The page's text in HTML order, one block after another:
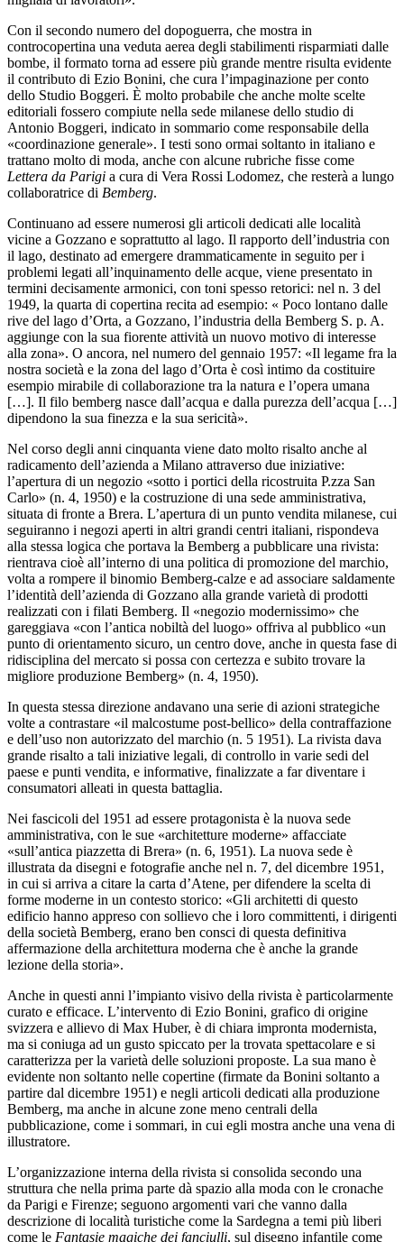
Con il secondo numero del dopoguerra, che mostra in
controcopertina una veduta aerea degli stabilimenti risparmiati dalle
bombe, il formato torna ad essere più grande mentre risulta evidente
il contributo di Ezio Bonini, che cura l’impaginazione per conto
dello Studio Boggeri. È molto probabile che anche molte scelte
editoriali fossero compiute nella sede milanese dello studio di
Antonio Boggeri, indicato in sommario come responsabile della
«coordinazione generale». I testi sono ormai soltanto in italiano e
trattano molto di moda, anche con alcune rubriche fisse come
Lettera da Parigi a cura di Vera Rossi Lodomez, che resterà a lungo
collaboratrice di Bemberg.
Continuano ad essere numerosi gli articoli dedicati alle località
vicine a Gozzano e soprattutto al lago. Il rapporto dell’industria con
il lago, destinato ad emergere drammaticamente in seguito per i
problemi legati all’inquinamento delle acque, viene presentato in
termini decisamente armonici, con toni spesso retorici: nel n. 3 del
1949, la quarta di copertina recita ad esempio: « Poco lontano dalle
rive del lago d’Orta, a Gozzano, l’industria della Bemberg S. p. A.
aggiunge con la sua fiorente attività un nuovo motivo di interesse
alla zona». O ancora, nel numero del gennaio 1957: «Il legame fra la
nostra società e la zona del lago d’Orta è così intimo da costituire
esempio mirabile di collaborazione tra la natura e l’opera umana
[…]. Il filo bemberg nasce dall’acqua e dalla purezza dell’acqua […]
dipendono la sua finezza e la sua sericità».
Nel corso degli anni cinquanta viene dato molto risalto anche al
radicamento dell’azienda a Milano attraverso due iniziative:
l’apertura di un negozio «sotto i portici della ricostruita P.zza San
Carlo» (n. 4, 1950) e la costruzione di una sede amministrativa,
situata di fronte a Brera. L’apertura di un punto vendita milanese, cui
seguiranno i negozi aperti in altri grandi centri italiani, rispondeva
alla stessa logica che portava la Bemberg a pubblicare una rivista:
rientrava cioè all’interno di una politica di promozione del marchio,
volta a rompere il binomio Bemberg-calze e ad associare saldamente
l’identità dell’azienda di Gozzano alla grande varietà di prodotti
realizzati con i filati Bemberg. Il «negozio modernissimo» che
gareggiava «con l’antica nobiltà del luogo» offriva al pubblico «un
punto di orientamento sicuro, un centro dove, anche in questa fase di
ridisciplina del mercato si possa con certezza e subito trovare la
migliore produzione Bemberg» (n. 4, 1950).
In questa stessa direzione andavano una serie di azioni strategiche
volte a contrastare «il malcostume post-bellico» della contraffazione
e dell’uso non autorizzato del marchio (n. 5 1951). La rivista dava
grande risalto a tali iniziative legali, di controllo in varie sedi del
paese e punti vendita, e informative, finalizzate a far diventare i
consumatori alleati in questa battaglia.
Nei fascicoli del 1951 ad essere protagonista è la nuova sede
amministrativa, con le sue «architetture moderne» affacciate
«sull’antica piazzetta di Brera» (n. 6, 1951). La nuova sede è
illustrata da disegni e fotografie anche nel n. 7, del dicembre 1951,
in cui si arriva a citare la carta d’Atene, per difendere la scelta di
forme moderne in un contesto storico: «Gli architetti di questo
edificio hanno appreso con sollievo che i loro committenti, i dirigenti
della società Bemberg, erano ben consci di questa definitiva
affermazione della architettura moderna che è anche la grande
lezione della storia».
Anche in questi anni l’impianto visivo della rivista è particolarmente
curato e efficace. L’intervento di Ezio Bonini, grafico di origine
svizzera e allievo di Max Huber, è di chiara impronta modernista,
ma si coniuga ad un gusto spiccato per la trovata spettacolare e si
caratterizza per la varietà delle soluzioni proposte. La sua mano è
evidente non soltanto nelle copertine (firmate da Bonini soltanto a
partire dal dicembre 1951) e negli articoli dedicati alla produzione
Bemberg, ma anche in alcune zone meno centrali della
pubblicazione, come i sommari, in cui egli mostra anche una vena di
illustratore.
L’organizzazione interna della rivista si consolida secondo una
struttura che nella prima parte dà spazio alla moda con le cronache
da Parigi e Firenze; seguono argomenti vari che vanno dalla
descrizione di località turistiche come la Sardegna a temi più liberi
come le Fantasie magiche dei fanciulli, sul disegno infantile come